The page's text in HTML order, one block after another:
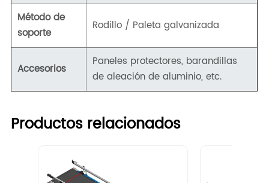
Método de
soporte
Rodillo / Paleta galvanizada
Accesorios
Paneles protectores, barandillas
de aleación de aluminio, etc.
Productos relacionados